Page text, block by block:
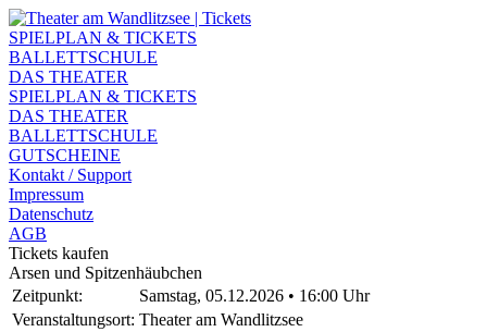
SPIELPLAN & TICKETS
BALLETTSCHULE
DAS THEATER
SPIELPLAN & TICKETS
DAS THEATER
BALLETTSCHULE
GUTSCHEINE
Kontakt / Support
Impressum
Datenschutz
AGB
Tickets kaufen
Arsen und Spitzenhäubchen
Zeitpunkt:
Samstag, 05.12.2026 • 16:00 Uhr
Veranstaltungsort: Theater am Wandlitzsee